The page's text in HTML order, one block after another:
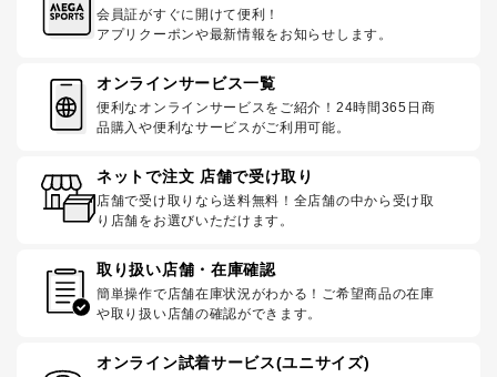
会員証がすぐに開けて便利！
アプリクーポンや最新情報をお知らせします。
オンラインサービス一覧
便利なオンラインサービスをご紹介！24時間365日商
品購入や便利なサービスがご利用可能。
ネットで注文 店舗で受け取り
店舗で受け取りなら送料無料！全店舗の中から受け取
り店舗をお選びいただけます。
取り扱い店舗・在庫確認
簡単操作で店舗在庫状況がわかる！ご希望商品の在庫
や取り扱い店舗の確認ができます。
オンライン試着サービス(ユニサイズ)